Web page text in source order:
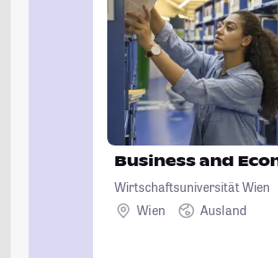
Business and
Wirtschaftsuniversität Wien
Wien
Ausland